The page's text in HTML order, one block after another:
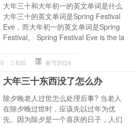
大年三十和大年初一的英文单词是什么
大年三十的英文单词是Spring Festival
Eve，而大年初一的英文单词是Spring
Festival。 Spring Festival Eve is the la
0 835 春节2024
大年三十东西没了怎么办
除夕晚老人过世怎么处理后事? 当老人
在除夕晚过世时，应该先以过年为优
先。因为除夕是一个喜庆的日子，人们